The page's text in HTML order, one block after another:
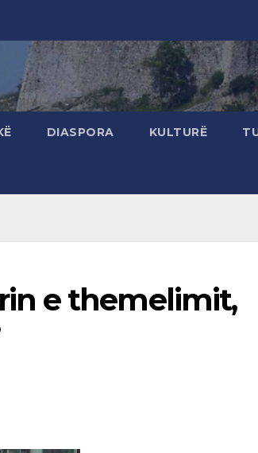
DIASPORA KULTURË
e themelimit,